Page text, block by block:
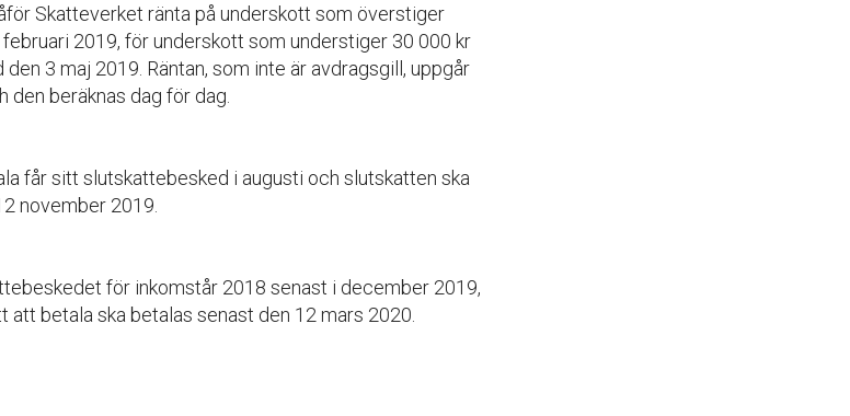
Skatteverket ränta på underskott som överstiger
2019, för underskott som understiger 30 000 kr
3 maj 2019. Räntan, som inte är avdragsgill, uppgår
den beräknas dag för dag.
får sitt slutskattebesked i augusti och slutskatten ska
november 2019.
för inkomstår 2018 senast i december 2019,
betala ska betalas senast den 12 mars 2020.